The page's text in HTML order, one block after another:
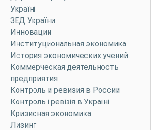
Україні
ЗЕД України
Инновации
Институциональная экономика
История экономических учений
Коммерческая деятельность
предприятия
Контроль и ревизия в России
Контроль і ревізія в Україні
Кризисная экономика
Лизинг